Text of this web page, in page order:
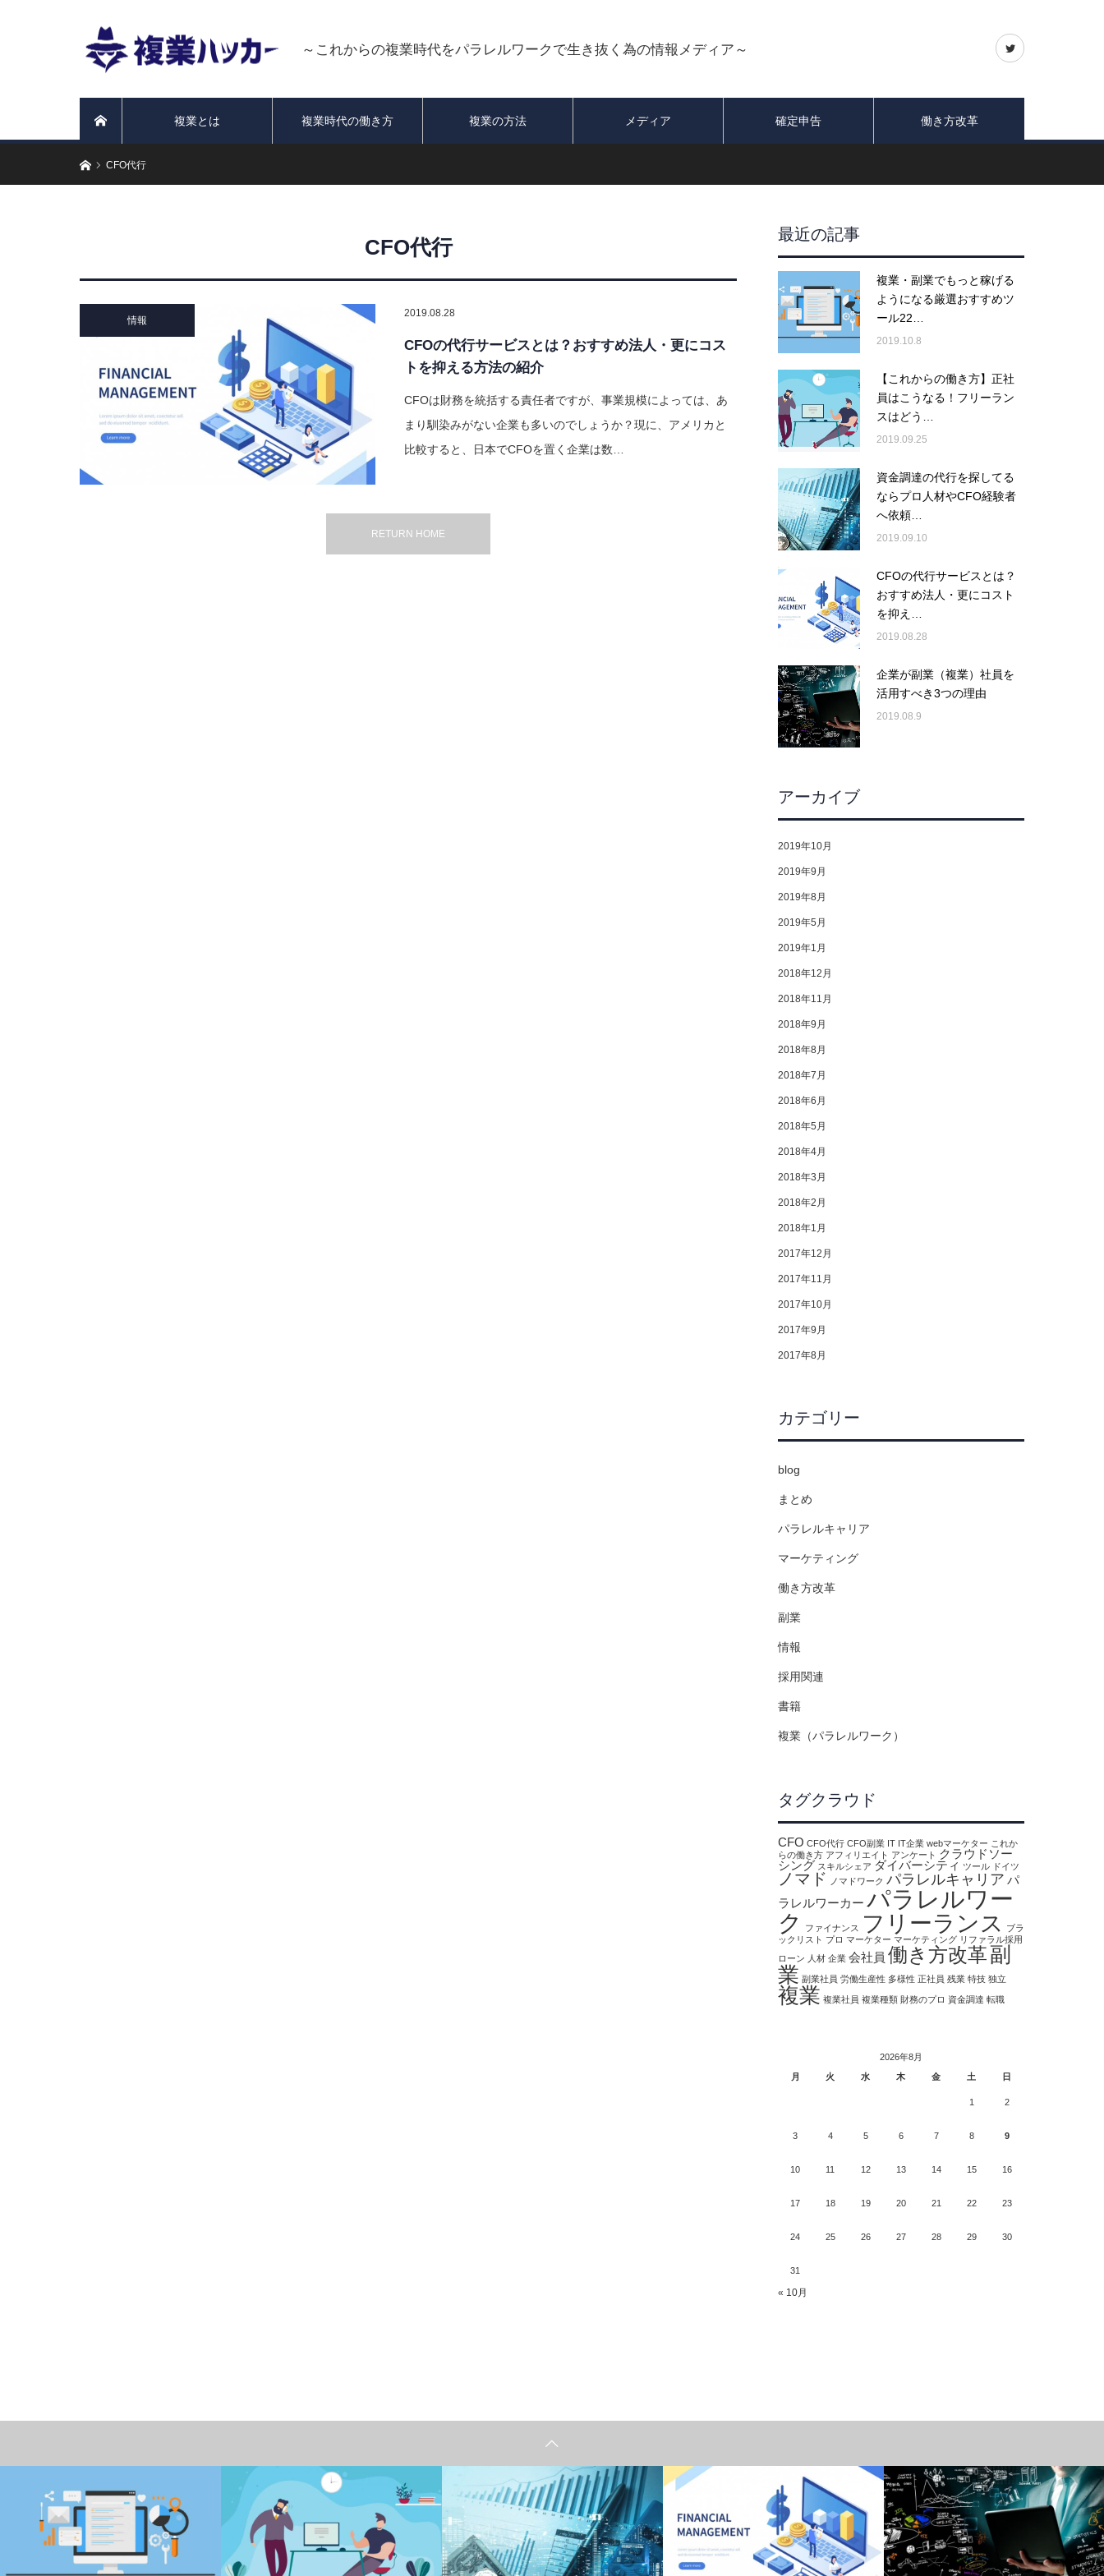
～これからの複業時代をパラレルワークで生き抜く為の情報メディア～
複業とは 複業時代の働き方 複業の方法 メディア 確定申告 働き方改革
ホームCFO代行
CFO代行
情報
2019.08.28
CFOの代行サービスとは？おすすめ法人・更にコス
トを抑える方法の紹介
CFOは財務を統括する責任者ですが、事業規模によっては、あ
まり馴染みがない企業も多いのでしょうか？現に、アメリカと
比較すると、日本でCFOを置く企業は数…
RETURN HOME
最近の記事
複業・副業でもっと稼げる
ようになる厳選おすすめツ
ール22…
2019.10.8
【これからの働き方】正社
員はこうなる！フリーラン
スはどう…
2019.09.25
資金調達の代行を探してる
ならプロ人材やCFO経験者
へ依頼…
2019.09.10
CFOの代行サービスとは？
おすすめ法人・更にコスト
を抑え…
2019.08.28
企業が副業（複業）社員を
活用すべき3つの理由
2019.08.9
アーカイブ
2019年10月
2019年9月
2019年8月
2019年5月
2019年1月
2018年12月
2018年11月
2018年9月
2018年8月
2018年7月
2018年6月
2018年5月
2018年4月
2018年3月
2018年2月
2018年1月
2017年12月
2017年11月
2017年10月
2017年9月
2017年8月
カテゴリー
blog
まとめ
パラレルキャリア
マーケティング
働き方改革
副業
情報
採用関連
書籍
複業（パラレルワーク）
タグクラウド
CFO CFO代行 CFO副業 IT IT企業 webマーケター これか
らの働き方 アフィリエイト アンケート クラウドソー
シング スキルシェア ダイバーシティ ツール ドイツ
ノマド ノマドワーク パラレルキャリア パ
ラレルワーカー パラレルワー
ク
ファイナンス フリーランス
ブラ
ックリスト プロ マーケター マーケティング リファラル採用
ローン 人材 企業 会社員 働き方改革副
業 副業社員 労働生産性 多様性 正社員 残業 特技 独立
複業 複業社員 複業種類 財務のプロ 資金調達 転職
2026年8月
月
火 水 木 金 土 日
1 2
3 4 5 6 7 8 9
10 11 12 13 14 15 16
17 18 19 20 21 22 23
24 25 26 27 28 29 30
31
« 10月